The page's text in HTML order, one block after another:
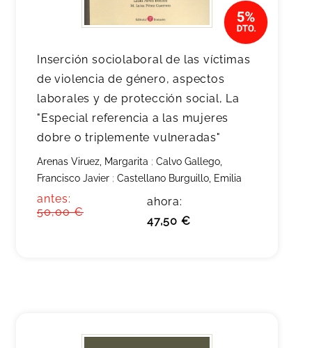
Inserción sociolaboral de las víctimas
de violencia de género, aspectos
laborales y de protección social, La
"Especial referencia a las mujeres
dobre o triplemente vulneradas"
Arenas Viruez, Margarita ; Calvo Gallego,
Francisco Javier ; Castellano Burguillo, Emilia
antes:
50,00 €
ahora:
47,50 €